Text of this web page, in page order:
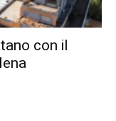
con il